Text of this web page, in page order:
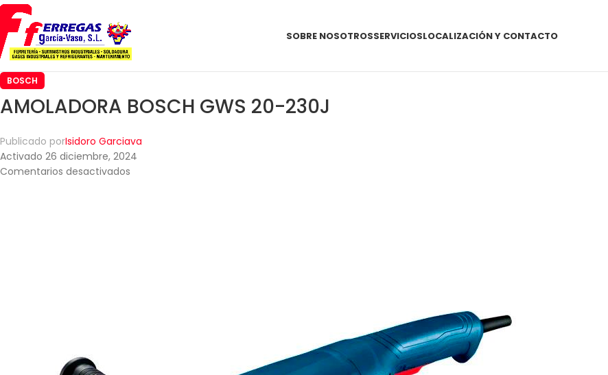
SOBRE NOSOTROSSERVICIOSLOCALIZACIÓN Y CONTACTO
BOSCH
AMOLADORA BOSCH GWS 20-230J
Publicado porIsidoro Garciava
Activado 26 diciembre, 2024
Comentarios desactivados